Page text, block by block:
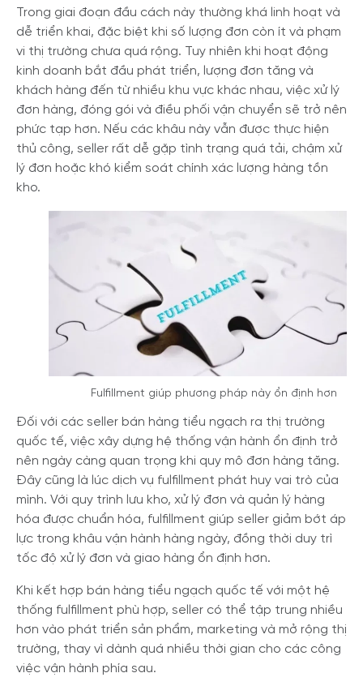
Trong giai đoạn đầu cách này thường khá linh hoạt và
dễ triển khai, đặc biệt khi số lượng đơn còn ít và phạm
vi thị trường chưa quá rộng. Tuy nhiên khi hoạt động
kinh doanh bắt đầu phát triển, lượng đơn tăng và
khách hàng đến từ nhiều khu vực khác nhau, việc xử lý
đơn hàng, đóng gói và điều phối vận chuyển sẽ trở nên
phức tạp hơn. Nếu các khâu này vẫn được thực hiện
thủ công, seller rất dễ gặp tình trạng quá tải, chậm xử
lý đơn hoặc khó kiểm soát chính xác lượng hàng tồn
kho.
Fulfillment giúp phương pháp này ổn định hơn
Đối với các seller bán hàng tiểu ngạch ra thị trường
quốc tế, việc xây dựng hệ thống vận hành ổn định trở
nên ngày càng quan trọng khi quy mô đơn hàng tăng.
Đây cũng là lúc dịch vụ fulfillment phát huy vai trò của
mình. Với quy trình lưu kho, xử lý đơn và quản lý hàng
hóa được chuẩn hóa, fulfillment giúp seller giảm bớt áp
lực trong khâu vận hành hàng ngày, đồng thời duy trì
tốc độ xử lý đơn và giao hàng ổn định hơn.
Khi kết hợp bán hàng tiểu ngạch quốc tế với một hệ
thống fulfillment phù hợp, seller có thể tập trung nhiều
hơn vào phát triển sản phẩm, marketing và mở rộng thị
trường, thay vì dành quá nhiều thời gian cho các công
việc vận hành phía sau.